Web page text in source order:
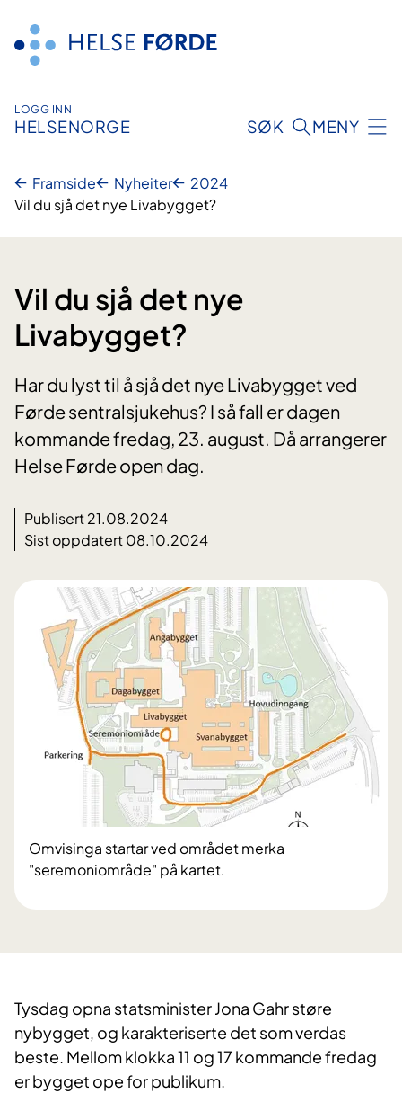
innhald
LOGG INN
HELSENORGE SØK MENY
Framside Nyheiter
2024
Vil du sjå det nye Livabygget?
Vil du sjå det nye
Livabygget?
Har du lyst til å sjå det nye Livabygget ved
Førde sentralsjukehus? I så fall er dagen
kommande fredag, 23. august. Då arrangerer
Helse Førde open dag.
Publisert 21.08.2024
Sist oppdatert 08.10.2024
Omvisinga startar ved området merka
"seremoniområde" på kartet.
Tysdag opna statsminister Jona Gahr støre
nybygget, og karakteriserte det som verdas
beste. Mellom klokka 11 og 17 kommande fredag
er bygget ope for publikum.